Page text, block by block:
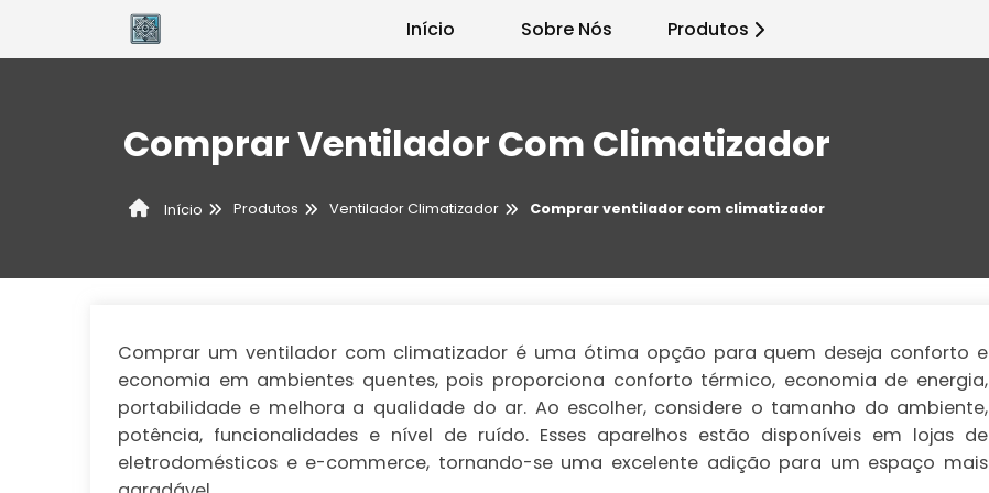
Início Sobre Nós Produtos
Comprar Ventilador Com Climatizador
Início Produtos Ventilador Climatizador Comprar ventilador com climatizador
Comprar um ventilador com climatizador é uma ótima opção para quem deseja conforto e
economia em ambientes quentes, pois proporciona conforto térmico, economia de energia,
portabilidade e melhora a qualidade do ar. Ao escolher, considere o tamanho do ambiente,
potência, funcionalidades e nível de ruído. Esses aparelhos estão disponíveis em lojas de
eletrodomésticos e e-commerce, tornando-se uma excelente adição para um espaço mais